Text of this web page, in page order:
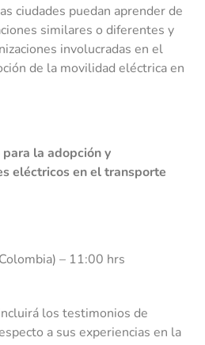
ciudades puedan aprender de
similares o diferentes y
involucradas en el
de la movilidad eléctrica en
la adopción y
eléctricos en el transporte
– 11:00 hrs
los testimonios de
a sus experiencias en la